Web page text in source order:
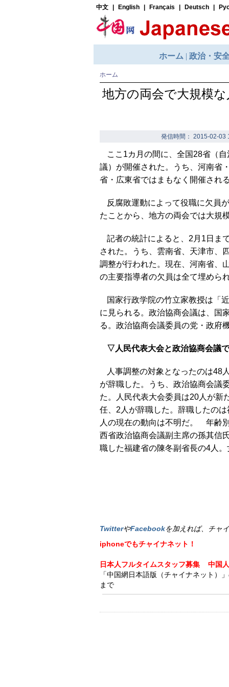
ホーム
地方の両会で大規模
発信時間： 2015-02-03
ここ1カ月の間に、全国28省（
議）が開催された。うち、河南省
省・広東省ではまもなく開催さ
反腐敗運動によって役職に欠員
たことから、地方の両会では大
記者の統計によると、2月1日ま
された。うち、雲南省、天津市、
調整が行われた。現在、河南省、
の主要指導者の欠員は全て埋め
国家行政学院の竹立家教授は「
に見られる。政治協商会議は、国
る。政治協商会議委員の党・政府
▽人民代表大会と政治協商会議
人事調整の対象となったのは48
が辞職した。うち、政治協商会議
た。人民代表大会委員は20人が新
任、2人が辞職した。辞職したの
人の現在の動向は不明だ。 年齢
西省政治協商会議副主席の孫其信
職した福建省の陳冬副省長の4人
TwitterやFacebookを加えれば、チャ
iphoneでもチャイナネット！
日本人フルタイムスタッフ募集
中国
「中国網日本語版（チャイナネット）
まで